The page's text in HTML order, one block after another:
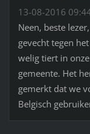
13-08-2016
Neen, beste
gevecht tegen
welig tiert in
gemeente. Het
gemerkt dat we
Belgisch